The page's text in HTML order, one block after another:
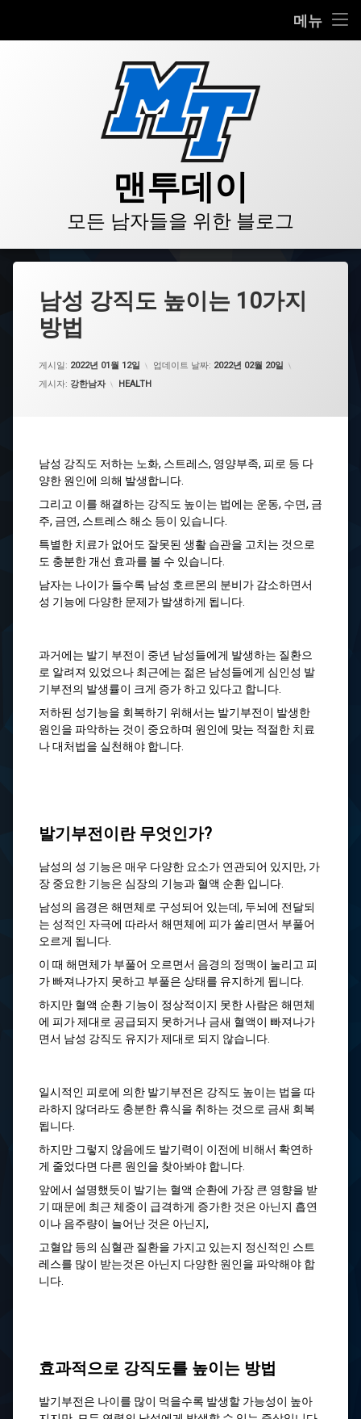
메뉴
LINKS
맨투데이
모든 남자들을 위한 블로그
남성 강직도 높이는 10가지
방법
게시일: 2022년 01월 12일 업데이트 날짜: 2022년 02월 20일
게시자: 강한남자 카테고리:
HEALTH
남성 강직도 저하는 노화, 스트레스, 영양부족, 피로 등 다
양한 원인에 의해 발생합니다.
그리고 이를 해결하는 강직도 높이는 법에는 운동, 수면, 금
주, 금연, 스트레스 해소 등이 있습니다.
특별한 치료가 없어도 잘못된 생활 습관을 고치는 것으로
도 충분한 개선 효과를 볼 수 있습니다.
남자는 나이가 들수록 남성 호르몬의 분비가 감소하면서
성 기능에 다양한 문제가 발생하게 됩니다.
과거에는 발기 부전이 중년 남성들에게 발생하는 질환으
로 알려져 있었으나 최근에는 젊은 남성들에게 심인성 발
기부전의 발생률이 크게 증가 하고 있다고 합니다.
저하된 성기능을 회복하기 위해서는 발기부전이 발생한
원인을 파악하는 것이 중요하며 원인에 맞는 적절한 치료
나 대처법을 실천해야 합니다.
발기부전이란 무엇인가?
남성의 성 기능은 매우 다양한 요소가 연관되어 있지만, 가
장 중요한 기능은 심장의 기능과 혈액 순환 입니다.
남성의 음경은 해면체로 구성되어 있는데, 두뇌에 전달되
는 성적인 자극에 따라서 해면체에 피가 쏠리면서 부풀어
오르게 됩니다.
이 때 해면체가 부풀어 오르면서 음경의 정맥이 눌리고 피
가 빠져나가지 못하고 부풀은 상태를 유지하게 됩니다.
하지만 혈액 순환 기능이 정상적이지 못한 사람은 해면체
에 피가 제대로 공급되지 못하거나 금새 혈액이 빠져나가
면서 남성 강직도 유지가 제대로 되지 않습니다.
일시적인 피로에 의한 발기부전은 강직도 높이는 법을 따
라하지 않더라도 충분한 휴식을 취하는 것으로 금새 회복
됩니다.
하지만 그렇지 않음에도 발기력이 이전에 비해서 확연하
게 줄었다면 다른 원인을 찾아봐야 합니다.
앞에서 설명했듯이 발기는 혈액 순환에 가장 큰 영향을 받
기 때문에 최근 체중이 급격하게 증가한 것은 아닌지 흡연
이나 음주량이 늘어난 것은 아닌지,
고혈압 등의 심혈관 질환을 가지고 있는지 정신적인 스트
레스를 많이 받는것은 아닌지 다양한 원인을 파악해야 합
니다.
효과적으로 강직도를 높이는 방법
발기부전은 나이를 많이 먹을수록 발생할 가능성이 높아